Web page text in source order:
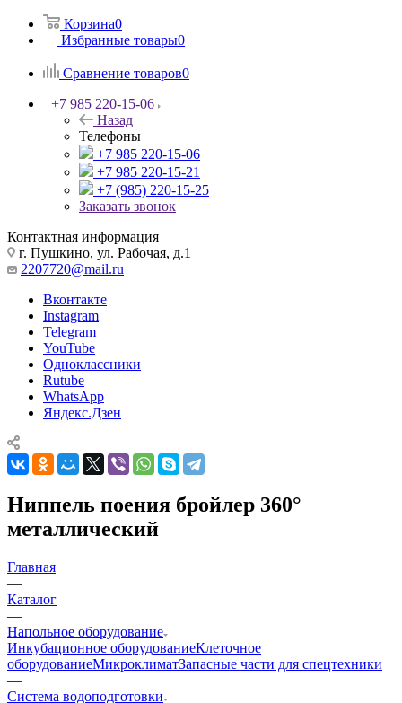
Корзина0
Избранные товары0
Сравнение товаров0
+7 985 220-15-06
Назад
Телефоны
+7 985 220-15-06
+7 985 220-15-21
+7 (985) 220-15-25
Заказать звонок
Контактная информация
г. Пушкино, ул. Рабочая, д.1
2207720@mail.ru
Вконтакте
Instagram
Telegram
YouTube
Одноклассники
Rutube
WhatsApp
Яндекс.Дзен
Ниппель поения бройлер 360°
металлический
Главная
—
Каталог
—
Напольное оборудование
Инкубационное оборудованиеКлеточное
оборудованиеМикроклиматЗапасные части для спецтехники
—
Система водоподготовки